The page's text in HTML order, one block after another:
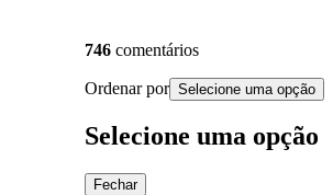
746 comentários
Ordenar por Selecione uma opção
Selecione uma opção
Fechar